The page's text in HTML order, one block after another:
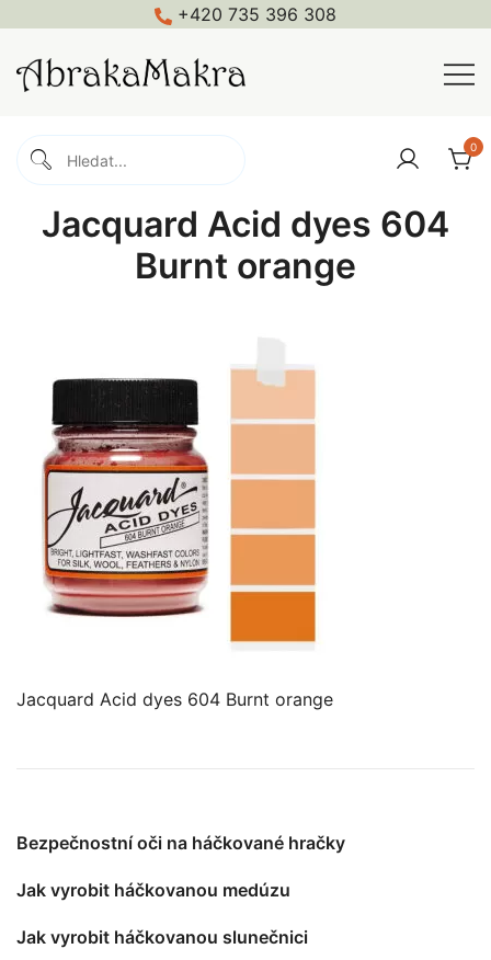
content
+420 735 396 308
0
Jacquard Acid dyes 604
Burnt orange
Jacquard Acid dyes 604 Burnt orange
Bezpečnostní oči na háčkované hračky
Jak vyrobit háčkovanou medúzu
Jak vyrobit háčkovanou slunečnici